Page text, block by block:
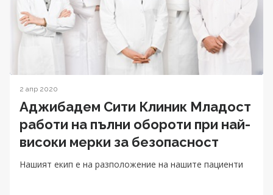
2 апр 2020
Аджибадем Сити Клиник Младост
работи на пълни обороти при най-
високи мерки за безопаснoст
Нашият екип е на разположение на нашите пациенти